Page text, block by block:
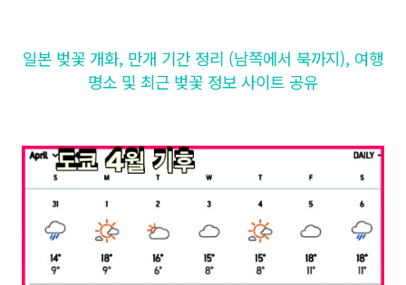
일본 벚꽃 개화, 만개 기간 정리 (남쪽에서 북까지), 여행
명소 및 최근 벚꽃 정보 사이트 공유